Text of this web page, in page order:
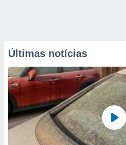
Últimas notícias